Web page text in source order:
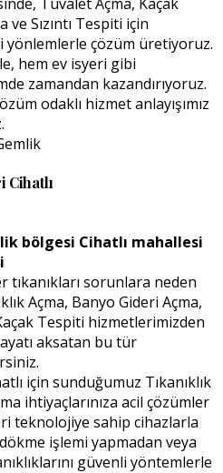
Sızıntı Tespiti için
çözüm üretiyoruz.
hem ev isyeri gibi
zamandan kazandırıyoruz.
odaklı hizmet anlayışımız
Cihatlı
bölgesi Cihatlı mahallesi
sorunlara neden
Açma, Banyo Gideri Açma,
Tespiti hizmetlerimizden
aksatan bu tür
için sunduğumuz Tıkanıklık
ihtiyaçlarınıza acil çözümler
teknolojiye sahip cihazlarla
işlemi yapmadan veya
güvenli yöntemlerle